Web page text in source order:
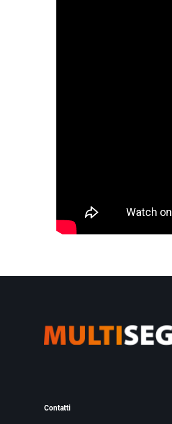
Contatti